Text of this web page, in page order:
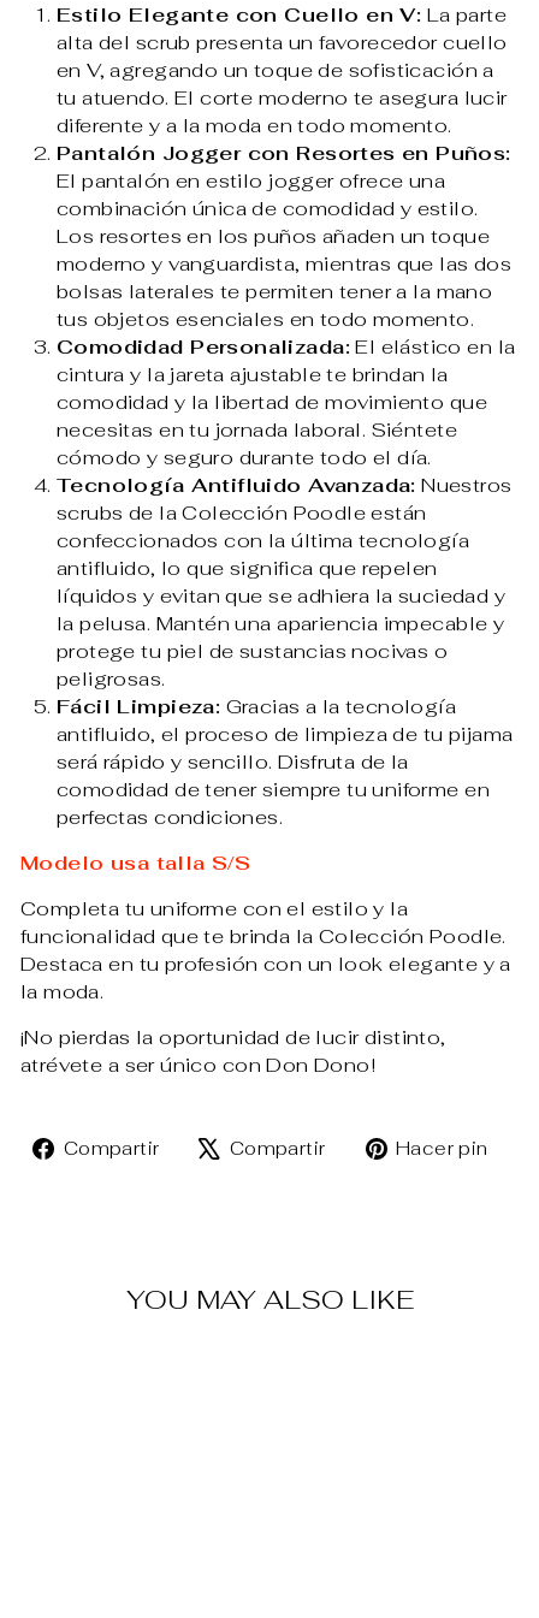
Estilo Elegante con Cuello en V: La parte
alta del scrub presenta un favorecedor cuello
en V, agregando un toque de sofisticación a
tu atuendo. El corte moderno te asegura lucir
diferente y a la moda en todo momento.
Pantalón Jogger con Resortes en Puños:
El pantalón en estilo jogger ofrece una
combinación única de comodidad y estilo.
Los resortes en los puños añaden un toque
moderno y vanguardista, mientras que las dos
bolsas laterales te permiten tener a la mano
tus objetos esenciales en todo momento.
Comodidad Personalizada: El elástico en la
cintura y la jareta ajustable te brindan la
comodidad y la libertad de movimiento que
necesitas en tu jornada laboral. Siéntete
cómodo y seguro durante todo el día.
Tecnología Antifluido Avanzada: Nuestros
scrubs de la Colección Poodle están
confeccionados con la última tecnología
antifluido, lo que significa que repelen
líquidos y evitan que se adhiera la suciedad y
la pelusa. Mantén una apariencia impecable y
protege tu piel de sustancias nocivas o
peligrosas.
Fácil Limpieza: Gracias a la tecnología
antifluido, el proceso de limpieza de tu pijama
será rápido y sencillo. Disfruta de la
comodidad de tener siempre tu uniforme en
perfectas condiciones.
Modelo usa talla S/S
Completa tu uniforme con el estilo y la
funcionalidad que te brinda la Colección Poodle.
Destaca en tu profesión con un look elegante y a
la moda.
¡No pierdas la oportunidad de lucir distinto,
atrévete a ser único con Don Dono!
Compartir
CompartirCompartir
TuitearHacer pin
YOU MAY ALSO LIKE